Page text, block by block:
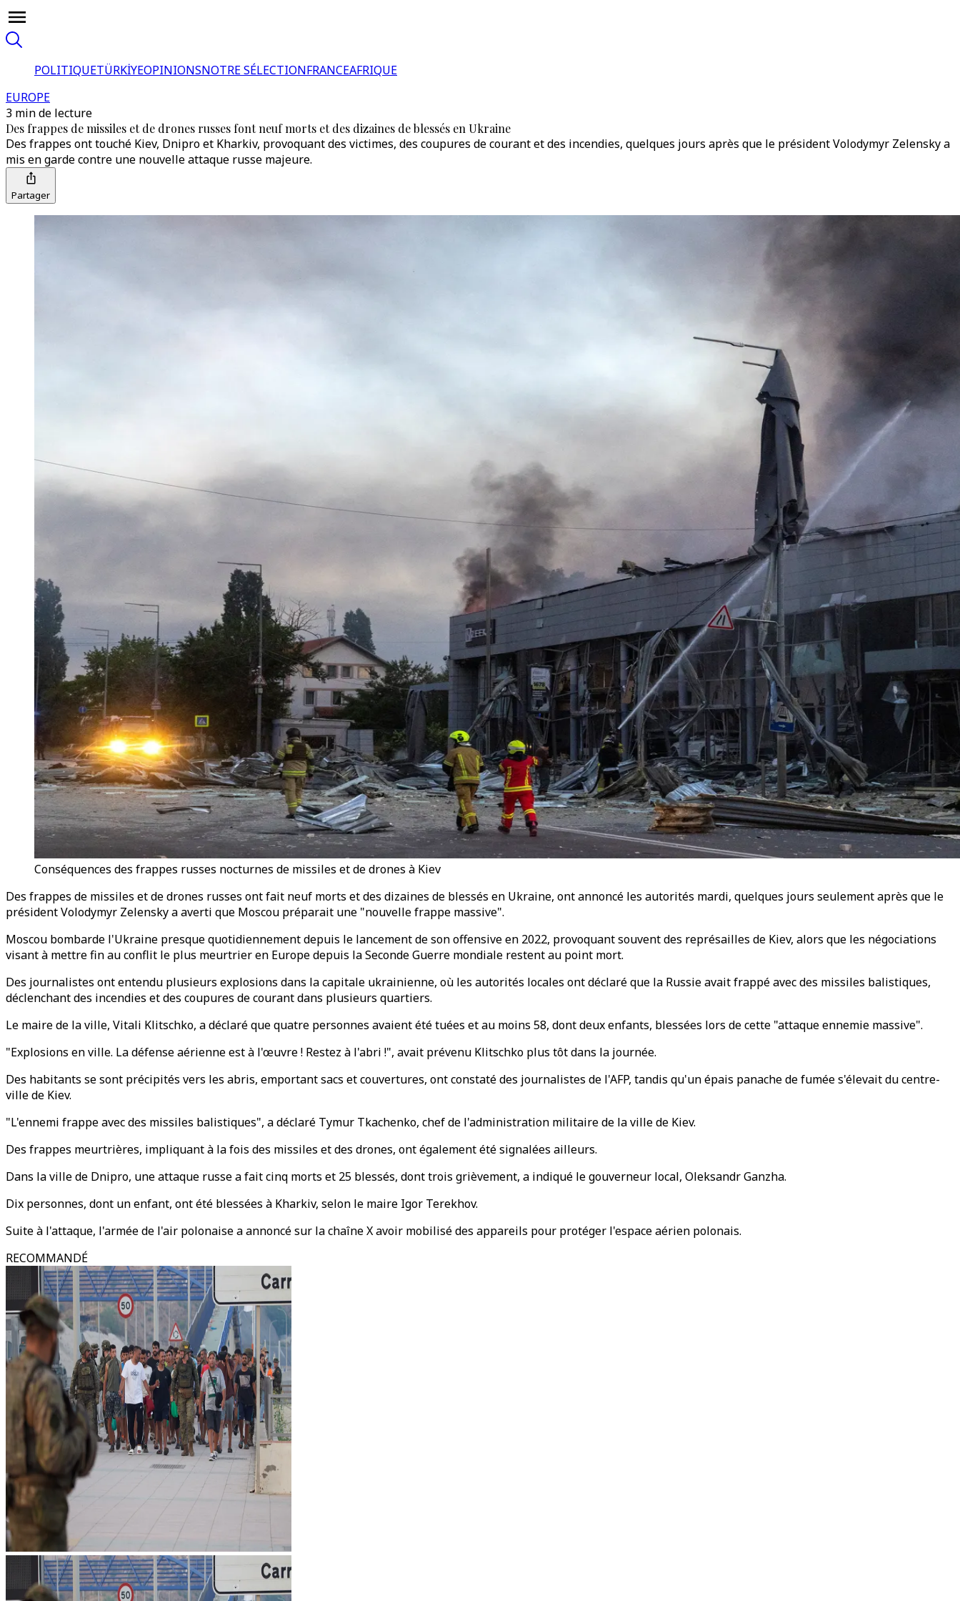
POLITIQUETÜRKİYEOPINIONSNOTRE SÉLECTIONFRANCEAFRIQUE
EUROPE
3 min de lecture
Des frappes de missiles et de drones russes font neuf morts et des dizaines de blessés en Ukraine
Des frappes ont touché Kiev, Dnipro et Kharkiv, provoquant des victimes, des coupures de courant et des incendies, quelques jours après que le président Volodymyr Zelensky a
mis en garde contre une nouvelle attaque russe majeure.
Partager
Conséquences des frappes russes nocturnes de missiles et de drones à Kiev
Des frappes de missiles et de drones russes ont fait neuf morts et des dizaines de blessés en Ukraine, ont annoncé les autorités mardi, quelques jours seulement après que le
président Volodymyr Zelensky a averti que Moscou préparait une "nouvelle frappe massive".
Moscou bombarde l'Ukraine presque quotidiennement depuis le lancement de son offensive en 2022, provoquant souvent des représailles de Kiev, alors que les négociations
visant à mettre fin au conflit le plus meurtrier en Europe depuis la Seconde Guerre mondiale restent au point mort.
Des journalistes ont entendu plusieurs explosions dans la capitale ukrainienne, où les autorités locales ont déclaré que la Russie avait frappé avec des missiles balistiques,
déclenchant des incendies et des coupures de courant dans plusieurs quartiers.
Le maire de la ville, Vitali Klitschko, a déclaré que quatre personnes avaient été tuées et au moins 58, dont deux enfants, blessées lors de cette "attaque ennemie massive".
"Explosions en ville. La défense aérienne est à l'œuvre ! Restez à l'abri !", avait prévenu Klitschko plus tôt dans la journée.
Des habitants se sont précipités vers les abris, emportant sacs et couvertures, ont constaté des journalistes de l'AFP, tandis qu'un épais panache de fumée s'élevait du centre-
ville de Kiev.
"L'ennemi frappe avec des missiles balistiques", a déclaré Tymur Tkachenko, chef de l'administration militaire de la ville de Kiev.
Des frappes meurtrières, impliquant à la fois des missiles et des drones, ont également été signalées ailleurs.
Dans la ville de Dnipro, une attaque russe a fait cinq morts et 25 blessés, dont trois grièvement, a indiqué le gouverneur local, Oleksandr Ganzha.
Dix personnes, dont un enfant, ont été blessées à Kharkiv, selon le maire Igor Terekhov.
Suite à l'attaque, l'armée de l'air polonaise a annoncé sur la chaîne X avoir mobilisé des appareils pour protéger l'espace aérien polonais.
RECOMMANDÉ